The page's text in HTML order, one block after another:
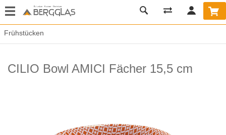
Frühstücken
CILIO Bowl AMICI Fächer 15,5 cm